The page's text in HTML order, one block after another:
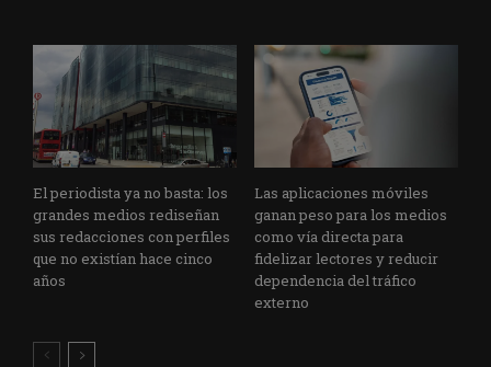
El periodista ya no basta: los
grandes medios rediseñan
sus redacciones con perfiles
que no existían hace cinco
años
Las aplicaciones móviles
ganan peso para los medios
como vía directa para
fidelizar lectores y reducir
dependencia del tráfico
externo